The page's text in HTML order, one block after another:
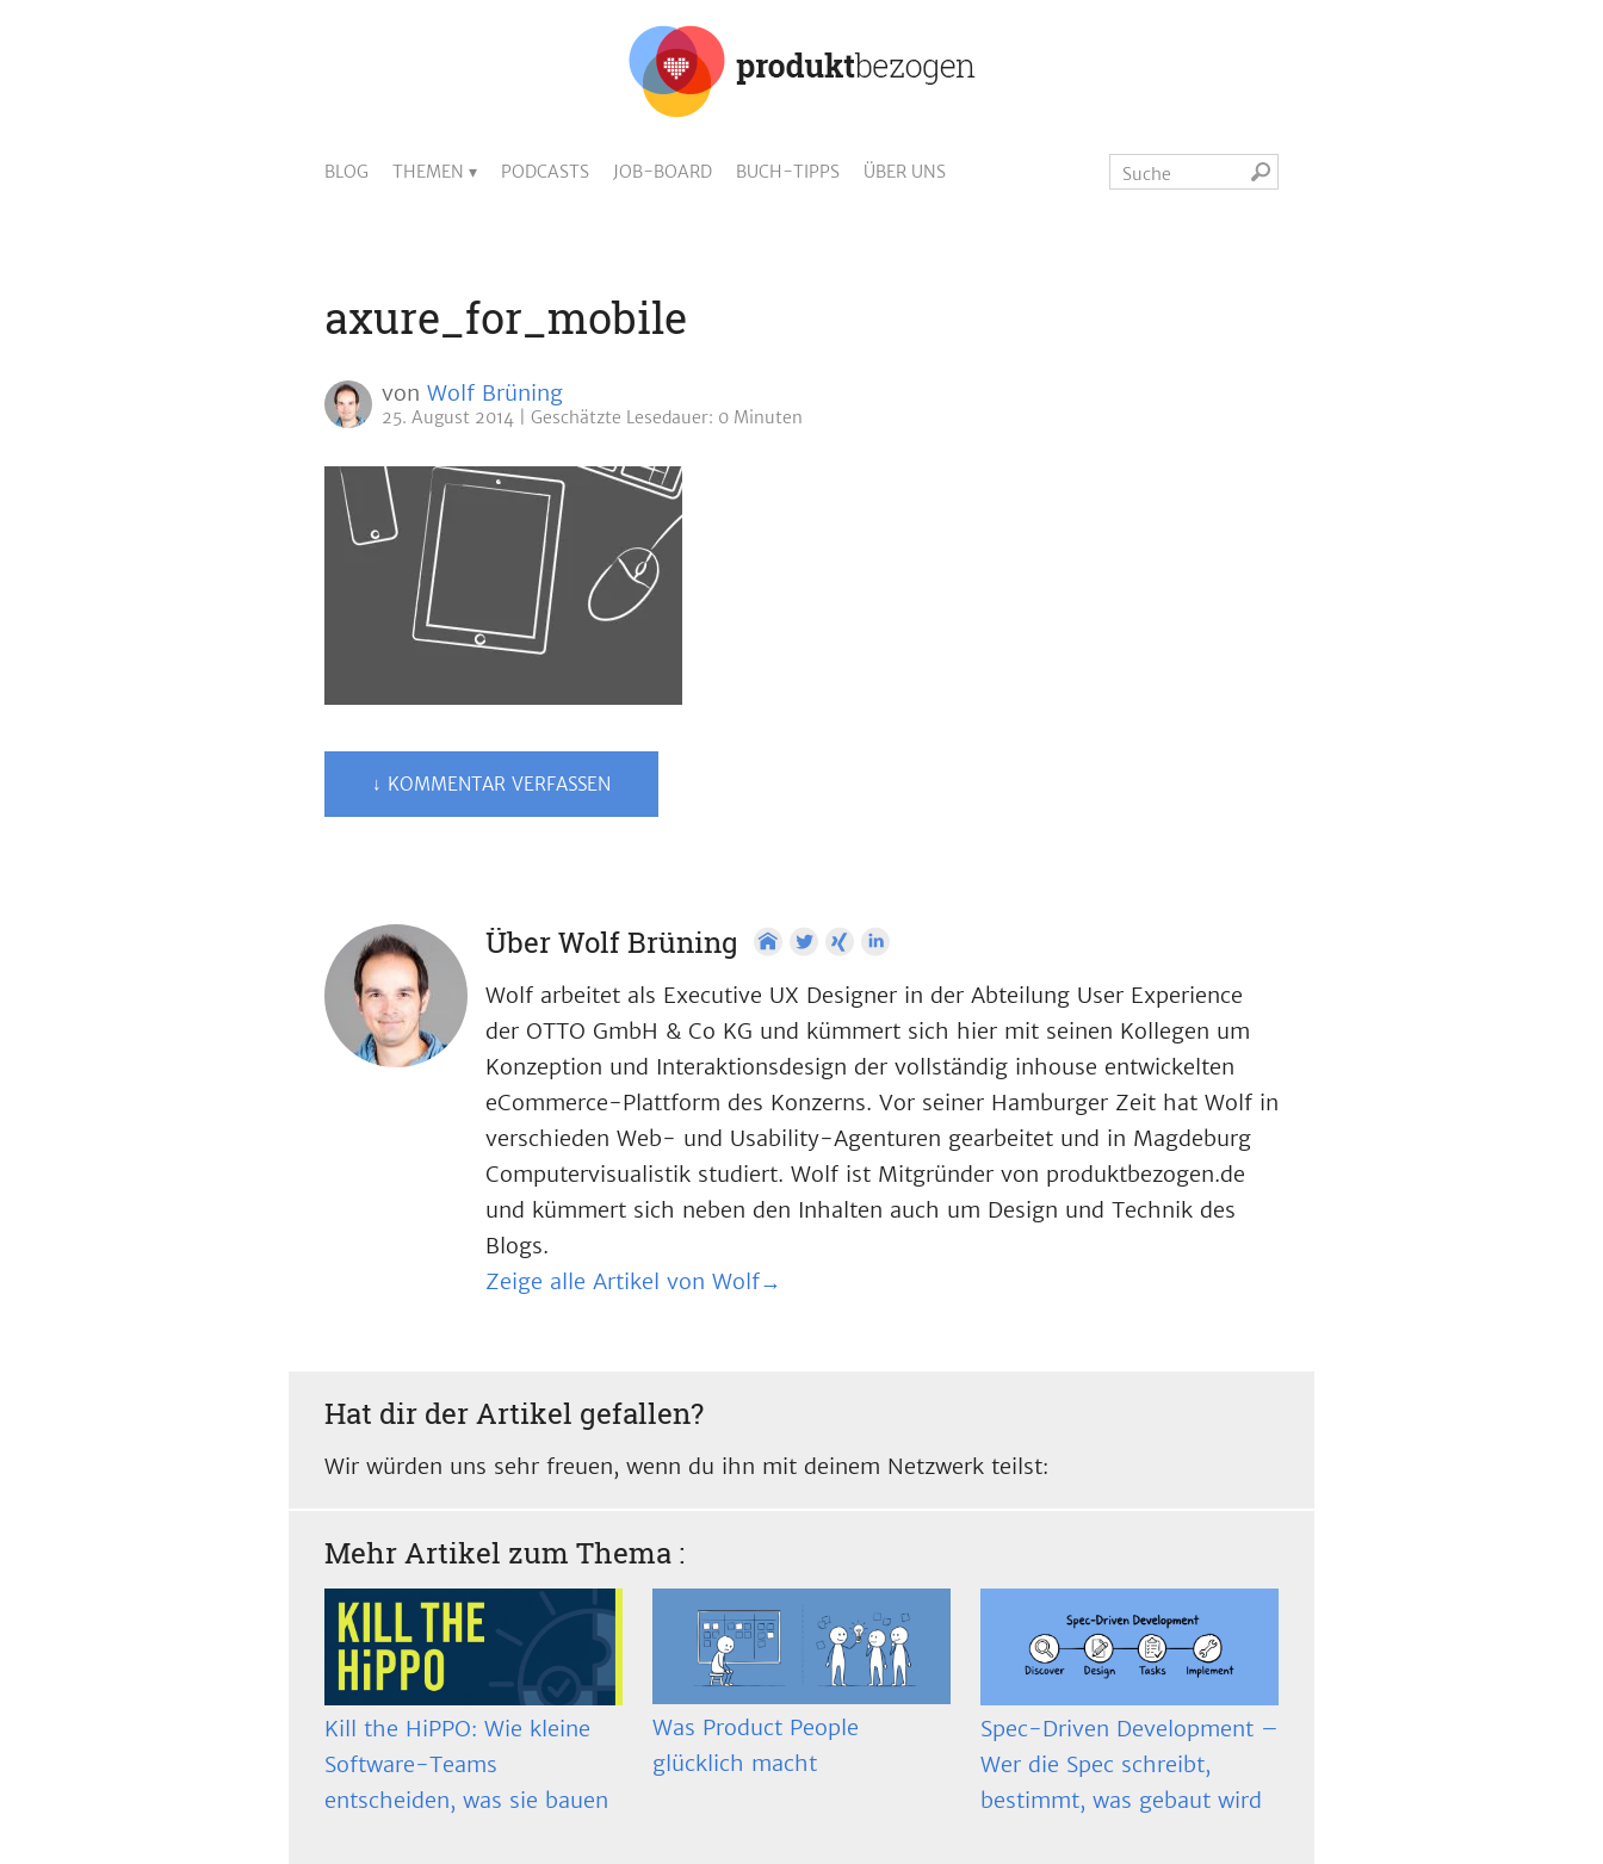
BLOG THEMEN PODCASTS JOB-BOARD BUCH-TIPPS ÜBER UNS
axure_for_mobile
von Wolf Brüning
25. August 2014 Geschätzte Lesedauer: 0 Minuten
↓ KOMMENTAR VERFASSEN
Über Wolf Brüning
Wolf arbeitet als Executive UX Designer in der Abteilung User Experience
der OTTO GmbH & Co KG und kümmert sich hier mit seinen Kollegen um
Konzeption und Interaktionsdesign der vollständig inhouse entwickelten
eCommerce-Plattform des Konzerns. Vor seiner Hamburger Zeit hat Wolf in
verschieden Web- und Usability-Agenturen gearbeitet und in Magdeburg
Computervisualistik studiert. Wolf ist Mitgründer von produktbezogen.de
und kümmert sich neben den Inhalten auch um Design und Technik des
Blogs.
Zeige alle Artikel von Wolf→
Hat dir der Artikel gefallen?
Wir würden uns sehr freuen, wenn du ihn mit deinem Netzwerk teilst:
Mehr Artikel zum Thema :
Kill the HiPPO: Wie kleine
Software-Teams
entscheiden, was sie bauen
Was Product People
glücklich macht
Spec-Driven Development –
Wer die Spec schreibt,
bestimmt, was gebaut wird